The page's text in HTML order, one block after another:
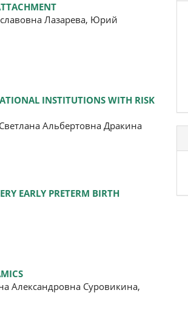
Лазарева, Юрий
INSTITUTIONS WITH RISK
Альбертовна Дракина
EARLY PRETERM BIRTH
Александровна Суровикина,